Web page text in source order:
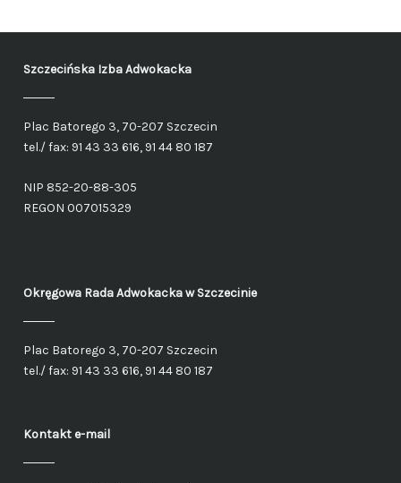
Szczecińska Izba Adwokacka
Plac Batorego 3, 70-207 Szczecin
tel./ fax: 91 43 33 616, 91 44 80 187
NIP 852-20-88-305
REGON 007015329
Okręgowa Rada Adwokackaw Szczecinie
Plac Batorego 3, 70-207 Szczecin
tel./ fax: 91 43 33 616, 91 44 80 187
Kontakt e-mail